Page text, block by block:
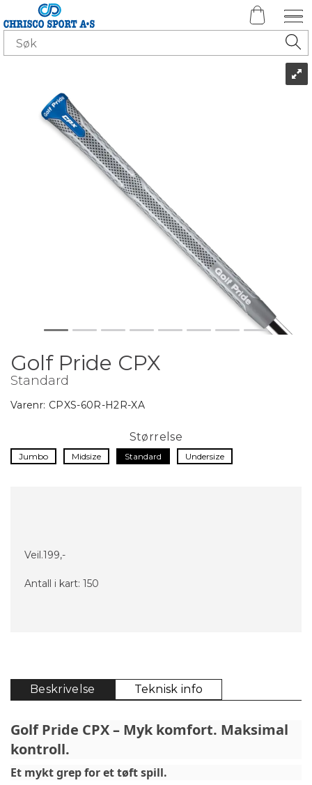
Golf Pride CPX
Standard
Varenr: CPXS-60R-H2R-XA
Størrelse
Jumbo Midsize Standard Undersize
Veil.199,-
Antall i kart: 150
Beskrivelse Teknisk info
Golf Pride CPX – Myk komfort. Maksimal
kontroll.
Et mykt grep for et tøft spill.